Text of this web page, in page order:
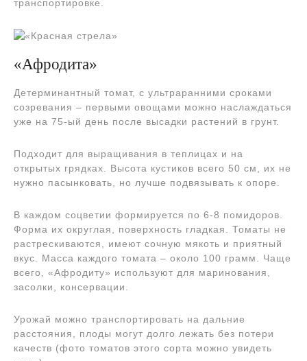
транспортировке.
«Афродита»
Детерминантный томат, с ультраранними сроками
созревания – первыми овощами можно наслаждаться
уже на 75-ый день после высадки растений в грунт.
Подходит для выращивания в теплицах и на
открытых грядках. Высота кустиков всего 50 см, их не
нужно пасынковать, но лучше подвязывать к опоре.
В каждом соцветии формируется по 6-8 помидоров.
Форма их округлая, поверхность гладкая. Томаты не
растрескиваются, имеют сочную мякоть и приятный
вкус. Масса каждого томата – около 100 грамм. Чаще
всего, «Афродиту» используют для маринования,
засолки, консервации.
Урожай можно транспортировать на дальние
расстояния, плоды могут долго лежать без потери
качеств (фото томатов этого сорта можно увидеть